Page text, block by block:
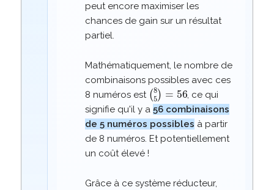
peut encore maximiser les
chances de gain sur un résultat
partiel.
Mathématiquement, le nombre de
combinaisons possibles avec ces
8 numéros est
(85 56
, ce qui
signifie qu'il y a 56 combinaisons
de 5 numéros possibles à partir
de 8 numéros. Et potentiellement
un coût élevé !
Grâce à ce système réducteur,